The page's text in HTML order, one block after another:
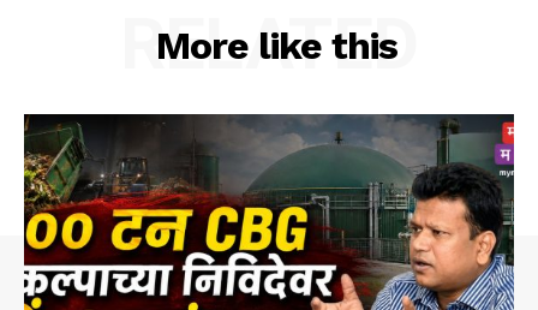
More like this
RELATED